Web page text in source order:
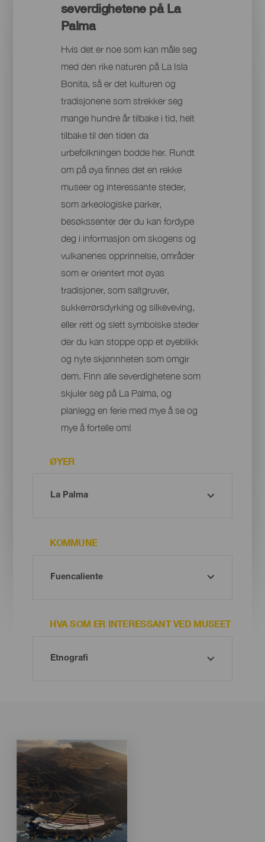
severdighetene på La
Palma
Hvis det er noe som kan måle seg
med den rike naturen på La Isla
Bonita, så er det kulturen og
tradisjonene som strekker seg
mange hundre år tilbake i tid, helt
tilbake til den tiden da
urbefolkningen bodde her. Rundt
om på øya finnes det en rekke
museer og interessante steder,
som arkeologiske parker,
besøkssenter der du kan fordype
deg i informasjon om skogens og
vulkanenes opprinnelse, områder
som er orientert mot øyas
tradisjoner, som saltgruver,
sukkerrørsdyrking og silkeveving,
eller rett og slett symbolske steder
der du kan stoppe opp et øyeblikk
og nyte skjønnheten som omgir
dem. Finn alle severdighetene som
skjuler seg på La Palma, og
planlegg en ferie med mye å se og
mye å fortelle om!
ØYER
KOMMUNE
HVA SOM ER INTERESSANT VED MUSEET
Imagen
Listado
Imagen